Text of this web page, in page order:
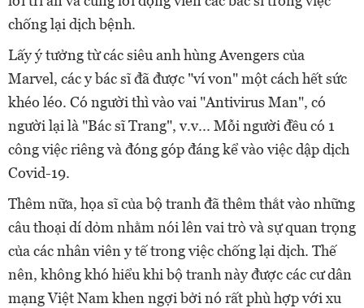
chống lại dịch bệnh.
Lấy ý tưởng từ các siêu anh hùng Avengers của
Marvel, các y bác sĩ đã được "ví von" một cách hết sức
khéo léo. Có người thì vào vai "Antivirus Man", có
người lại là "Bác sĩ Trang", v.v... Mỗi người đều có 1
công việc riêng và đóng góp đáng kể vào việc dập dịch
Covid-19.
Thêm nữa, họa sĩ của bộ tranh đã thêm thắt vào những
câu thoại dí dỏm nhằm nói lên vai trò và sự quan trọng
của các nhân viên y tế trong việc chống lại dịch. Thế
nên, không khó hiểu khi bộ tranh này được các cư dân
mạng Việt Nam khen ngợi bởi nó rất phù hợp với xu